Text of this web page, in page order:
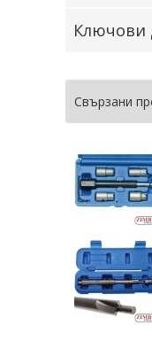
Ключови
Свързани